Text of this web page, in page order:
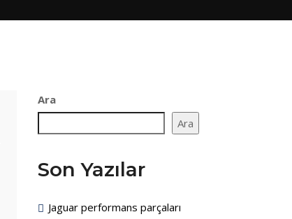
Ara
Ara
Son Yazılar
Jaguar performans parçaları